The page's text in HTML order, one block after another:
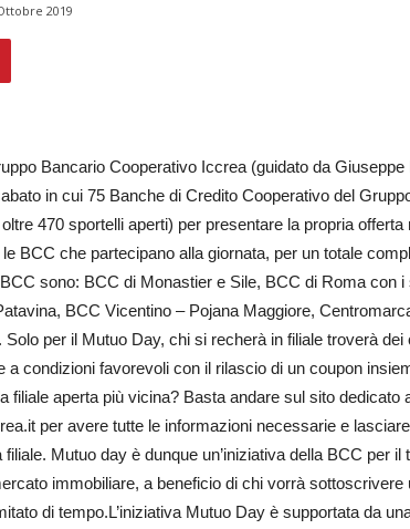
2019
Bancario Cooperativo Iccrea (guidato da Giuseppe
in cui 75 Banche di Credito Cooperativo del
470 sportelli aperti) per presentare la propria
BCC che partecipano alla giornata, per un totale
sono: BCC di Monastier e Sile, BCC di Roma con i
BCC Vicentino – Pojana Maggiore,
Solo per il Mutuo Day, chi si recherà in filiale troverà dei
a condizioni favorevoli con il rilascio di un coupon
filiale aperta più vicina? Basta andare sul sito dedicato
per avere tutte le informazioni necessarie e
Mutuo day è dunque un’iniziativa della BCC per il
immobiliare, a beneficio di chi vorrà sottoscrivere
di tempo.L’iniziativa Mutuo Day è supportata da